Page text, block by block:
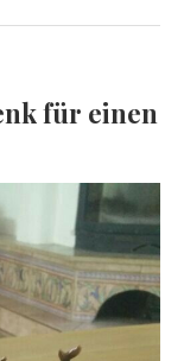
für einen